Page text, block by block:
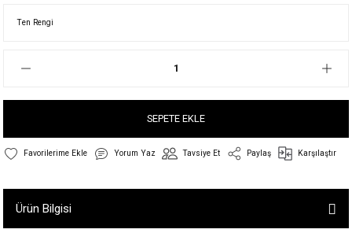
SEPETE EKLE
Yorum Yaz Tavsiye Et Paylaş Karşılaştır
Ürün Bilgisi